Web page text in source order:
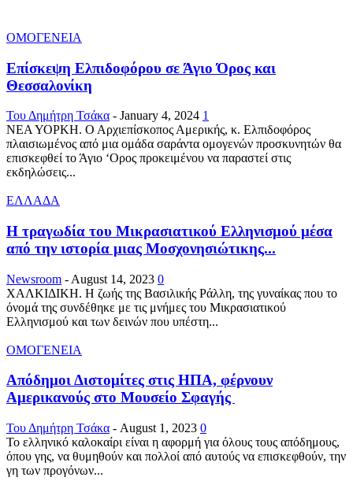
ΟΜΟΓΕΝΕΙΑ
Επίσκεψη Ελπιδοφόρου σε Άγιο Όρος και
Θεσσαλονίκη
Του Δημήτρη Τσάκα - January 4, 2024 1
ΝΕΑ ΥΟΡΚΗ. Ο Αρχιεπίσκοπος Αμερικής, κ. Ελπιδοφόρος
πλαισιωμένος από μια ομάδα σαράντα ομογενών προσκυνητών θα
επισκεφθεί το Άγιο ‘Ορος προκειμένου να παραστεί στις
εκδηλώσεις...
ΕΛΛΑΔΑ
Η τραγωδία του Μικρασιατικού Ελληνισμού μέσα
από την ιστορία μιας Μοσχονησιώτικης...
Newsroom - August 14, 2023 0
ΧΑΛΚΙΔΙΚΗ. Η ζωής της Βασιλικής Ράλλη, της γυναίκας που το
όνομά της συνδέθηκε με τις μνήμες του Μικρασιατικού
Ελληνισμού και των δεινών που υπέστη...
ΟΜΟΓΕΝΕΙΑ
Απόδημοι Διστομίτες στις ΗΠΑ, φέρνουν
Αμερικανούς στο Μουσείο Σφαγής
Του Δημήτρη Τσάκα - August 1, 2023 0
Το ελληνικό καλοκαίρι είναι η αφορμή για όλους τους απόδημους,
όπου γης, να θυμηθούν και πολλοί από αυτούς να επισκεφθούν, την
γη των προγόνων...